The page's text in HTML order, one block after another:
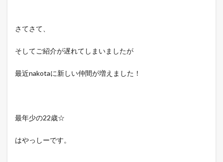
さてさて、
そしてご紹介が遅れてしまいましたが
最近nakotaに新しい仲間が増えました！
最年少の22歳☆
はやっしーです。